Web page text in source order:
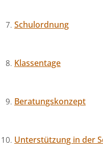
Schulordnung
Klassentage
Beratungskonzept
Unterstützung in der